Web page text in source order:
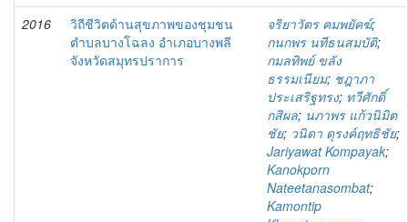
2016
วิถีชีวิตด้านสุขภาพของชุมชน
ตำบลบางโฉลง อำเภอบางพลี
จังหวัดสมุทรปราการ
จริยาวัตร คมพยัคฆ์;
กนกพร นทีธนสมบัติ;
กมลทิพย์ ขลัง
ธรรมเนียม; ชฎาภา
ประเสริฐทรง; ทวีศักดิ์
กสิผล; นภาพร แก้วนิมิต
ชัย; วนิดา ดุรงค์ฤทธิชัย;
Jariyawat Kompayak;
Kanokporn
Nateetanasombat;
Kamontip